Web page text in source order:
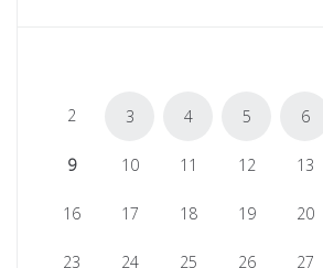
2 3 4 5 6
9 10 11 12 13
16 17 18 19 20
23 24 25 26 27